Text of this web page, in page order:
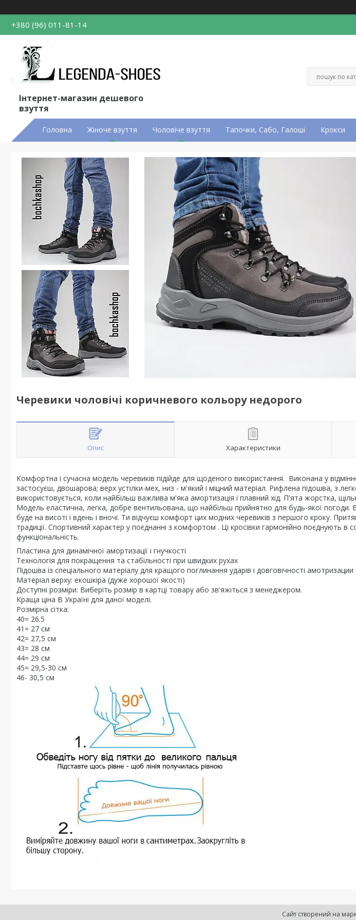
+380 (96) 011-81-14
Інтернет-магазин дешевого
взуття
Головна Жіноче взуття Чоловіче взуття Тапочки, Сабо, Галоші Крокси
Черевики чоловічі коричневого кольору недорого
Опис Характеристики
Комфортна і сучасна модель черевиків підійде для щоденого використання. Виконана у
застосуєш, двошарова; верх устілки-мех, низ - м'який і міцний матеріал. Рифлена підошва, з
використовується, коли найбільш важлива м'яка амортизація і плавний хід. П'ята жорстка,
Модель еластична, легка, добре вентильована, що найбільш прийнятно для будь-якої погоди.
буде на висоті і вдень і вночі. Ти відчуєш комфорт цих модних черевиків з першого кроку.
традиції. Спортивний характер у поєднанні з комфортом . Ці кросівки гармонійно поєднують в
функціональність.
Пластина для динамічної амортизації і гнучкості
Технологія для покращення та стабільності при швидких рухах
Підошва із спеціального матеріалу для кращого поглинання ударів і довговічності амотризации
Матеріал верху: екошкіра (дуже хорошої якості)
Доступні розміри: Виберіть розмір в картці товару або зв'яжіться з менеджером.
Краща ціна В Україні для даної моделі.
Розмірна сітка:
40= 26.5
41= 27 см
42= 27,5 см
43= 28 см
44= 29 см
45= 29,5-30 см
46- 30,5 см
Сайт створений на